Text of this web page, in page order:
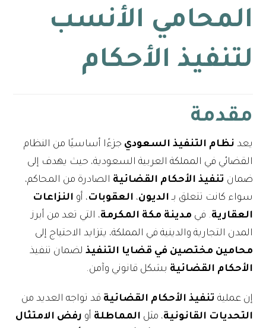
المحامي الأنسب
لتنفيذ الأحكام
مقدمة
يعد نظام التنفيذ السعودي جزءًا أساسيًا من النظام
القضائي في المملكة العربية السعودية، حيث يهدف إلى
ضمان تنفيذ الأحكام القضائية الصادرة من المحاكم،
سواء كانت تتعلق بـ الديون، العقوبات، أو النزاعات
العقارية. في مدينة مكة المكرمة، التي تعد من أبرز
المدن التجارية والدينية في المملكة، يتزايد الاحتياج إلى
محامين مختصين في قضايا التنفيذ لضمان تنفيذ
الأحكام القضائية بشكل قانوني وآمن.
إن عملية تنفيذ الأحكام القضائية قد تواجه العديد من
التحديات القانونية، مثل المماطلة أو رفض الامتثال